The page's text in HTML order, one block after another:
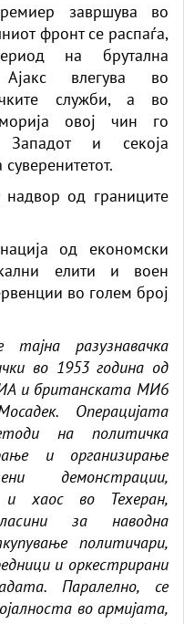
завршува во
фронт се распаѓа,
на брутална
Ајакс влегува во
служби, а во
овој чин го
и секоја
од границите
од економски
елити и воен
во голем број
разузнавачка
во 1953 година од
и британската МИ6
Операцијата
на политичка
и организирање
демонстрации,
и хаос во Техеран,
за наводна
политичари,
и оркестрирани
Паралелно, се
во армијата,